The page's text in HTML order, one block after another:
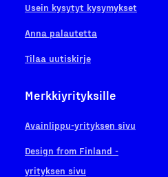
Usein kysytyt kysymykset
Anna palautetta
Tilaa uutiskirje
Merkkiyrityksille
Avainlippu-yrityksen sivu
Design from Finland -
yrityksen sivu